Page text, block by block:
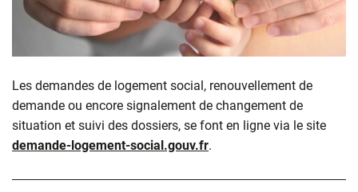
Les demandes de logement social, renouvellement de
demande ou encore signalement de changement de
situation et suivi des dossiers, se font en ligne via le site
demande-logement-social.gouv.fr.